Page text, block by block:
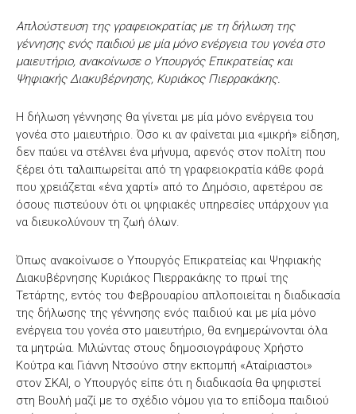
Απλούστευση της γραφειοκρατίας με τη δήλωση της
γέννησης ενός παιδιού με μία μόνο ενέργεια του γονέα στο
μαιευτήριο, ανακοίνωσε ο Υπουργός Επικρατείας και
Ψηφιακής Διακυβέρνησης, Κυριάκος Πιερρακάκης.
Η δήλωση γέννησης θα γίνεται με μία μόνο ενέργεια του
γονέα στο μαιευτήριο. Όσο κι αν φαίνεται μια «μικρή» είδηση,
δεν παύει να στέλνει ένα μήνυμα, αφενός στον πολίτη που
ξέρει ότι ταλαιπωρείται από τη γραφειοκρατία κάθε φορά
που χρειάζεται «ένα χαρτί» από το Δημόσιο, αφετέρου σε
όσους πιστεύουν ότι οι ψηφιακές υπηρεσίες υπάρχουν για
να διευκολύνουν τη ζωή όλων.
Όπως ανακοίνωσε ο Υπουργός Επικρατείας και Ψηφιακής
Διακυβέρνησης Κυριάκος Πιερρακάκης το πρωί της
Τετάρτης, εντός του Φεβρουαρίου απλοποιείται η διαδικασία
της δήλωσης της γέννησης ενός παιδιού και με μία μόνο
ενέργεια του γονέα στο μαιευτήριο, θα ενημερώνονται όλα
τα μητρώα. Μιλώντας στους δημοσιογράφους Χρήστο
Κούτρα και Γιάννη Ντσούνο στην εκπομπή «Αταίριαστοι»
στον ΣΚΑΙ, ο Υπουργός είπε ότι η διαδικασία θα ψηφιστεί
στη Βουλή μαζί με το σχέδιο νόμου για το επίδομα παιδιού